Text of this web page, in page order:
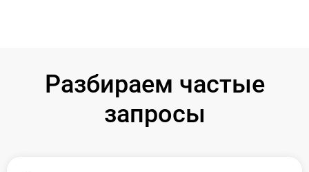
Разбираем частые
запросы